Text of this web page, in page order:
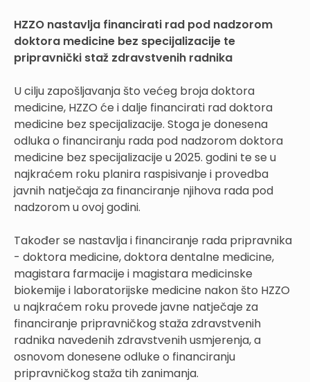
HZZO nastavlja financirati rad pod nadzorom
doktora medicine bez specijalizacije te
pripravnički staž zdravstvenih radnika
U cilju zapošljavanja što većeg broja doktora
medicine, HZZO će i dalje financirati rad doktora
medicine bez specijalizacije. Stoga je donesena
odluka o financiranju rada pod nadzorom doktora
medicine bez specijalizacije u 2025. godini te se u
najkraćem roku planira raspisivanje i provedba
javnih natječaja za financiranje njihova rada pod
nadzorom u ovoj godini.
Također se nastavlja i financiranje rada pripravnika
- doktora medicine, doktora dentalne medicine,
magistara farmacije i magistara medicinske
biokemije i laboratorijske medicine nakon što HZZO
u najkraćem roku provede javne natječaje za
financiranje pripravničkog staža zdravstvenih
radnika navedenih zdravstvenih usmjerenja, a
osnovom donesene odluke o financiranju
pripravničkog staža tih zanimanja.